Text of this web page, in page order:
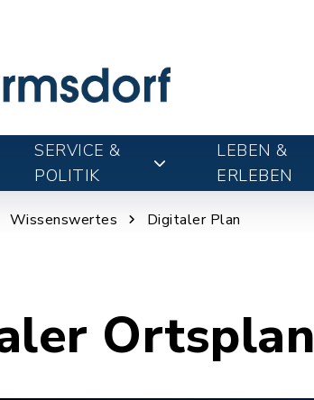
SERVICE &
POLITIK
LEBEN &
ERLEBEN
Wissenswertes Digitaler Plan
Ortsplan